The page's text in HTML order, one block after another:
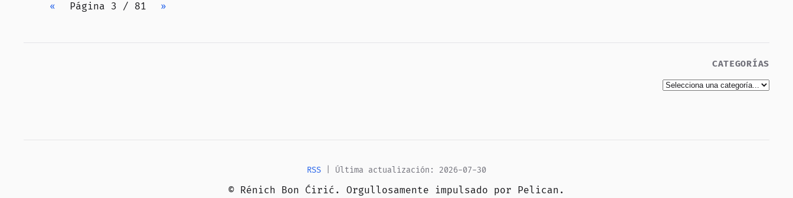
« Página 3 / 81 »
CATEGORÍAS
RSS | Última actualización: 2026-07-30
© Rénich Bon Ćirić. Orgullosamente impulsado por Pelican .